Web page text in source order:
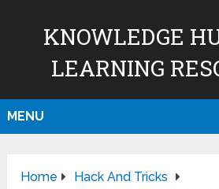
KNOWLEDGE
LEARNING
MENU
Home
Hack And Tricks